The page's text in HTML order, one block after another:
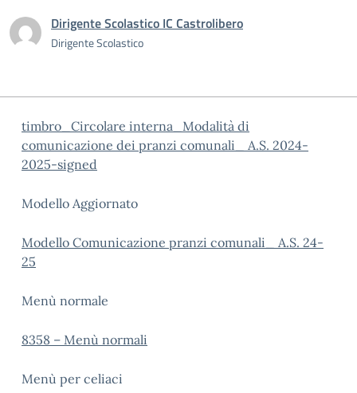
Dirigente Scolastico IC Castrolibero
Dirigente Scolastico
timbro_Circolare interna_Modalità di
comunicazione dei pranzi comunali_ A.S. 2024-
2025-signed
Modello Aggiornato
Modello Comunicazione pranzi comunali_ A.S. 24-
25
Menù normale
8358 – Menù normali
Menù per celiaci